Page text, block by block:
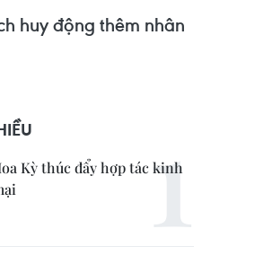
huy động thêm nhân
Kỳ thúc đẩy hợp tác kinh